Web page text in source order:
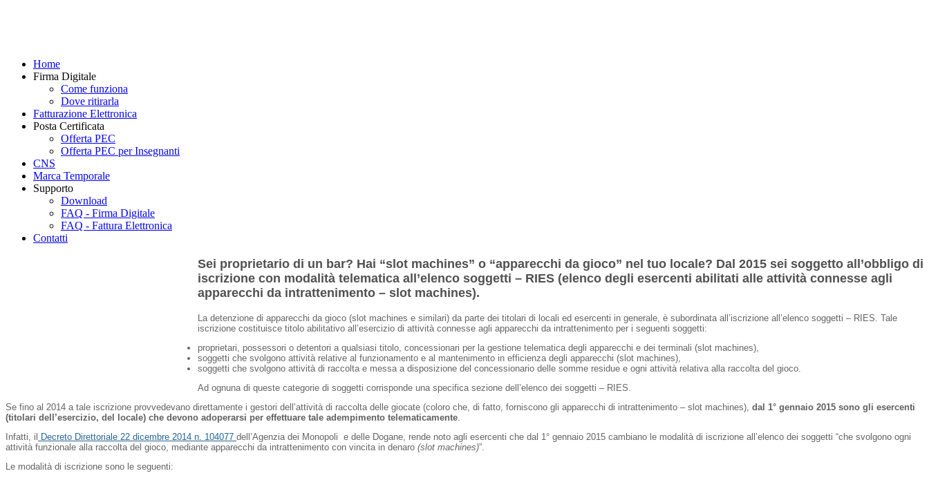
Home
Firma Digitale
Come funziona
Dove ritirarla
Fatturazione Elettronica
Posta Certificata
Offerta PEC
Offerta PEC per Insegnanti
CNS
Marca Temporale
Supporto
Download
FAQ - Firma Digitale
FAQ - Fattura Elettronica
Contatti
Sei proprietario di un bar? Hai “slot machines” o “apparecchi da gioco” nel tuo locale? Dal 2015 sei soggetto all’obbligo di
iscrizione con modalità telematica all’elenco soggetti – RIES (elenco degli esercenti abilitati alle attività connesse agli
apparecchi da intrattenimento – slot machines).
La detenzione di apparecchi da gioco (slot machines e similari) da parte dei titolari di locali ed esercenti in generale, è subordinata all’iscrizione all’elenco soggetti – RIES. Tale
iscrizione costituisce titolo abilitativo all’esercizio di attività connesse agli apparecchi da intrattenimento per i seguenti soggetti:
proprietari, possessori o detentori a qualsiasi titolo, concessionari per la gestione telematica degli apparecchi e dei terminali (slot machines),
soggetti che svolgono attività relative al funzionamento e al mantenimento in efficienza degli apparecchi (slot machines),
soggetti che svolgono attività di raccolta e messa a disposizione del concessionario delle somme residue e ogni attività relativa alla raccolta del gioco.
Ad ognuna di queste categorie di soggetti corrisponde una specifica sezione dell’elenco dei soggetti – RIES.
Se fino al 2014 a tale iscrizione provvedevano direttamente i gestori dell’attività di raccolta delle giocate (coloro che, di fatto, forniscono gli apparecchi di intrattenimento – slot machines), dal 1° gennaio 2015 sono gli esercenti
(titolari dell’esercizio, del locale) che devono adoperarsi per effettuare tale adempimento telematicamente.
Infatti, il
Decreto Direttoriale 22 dicembre 2014 n. 104077 dell’Agenzia dei Monopoli e delle Dogane, rende noto agli esercenti che dal 1° gennaio 2015 cambiano le modalità di iscrizione all’elenco dei soggetti “che svolgono ogni
attività funzionale alla raccolta del gioco, mediante apparecchi da intrattenimento con vincita in denaro (slot machines)”.
Le modalità di iscrizione sono le seguenti: